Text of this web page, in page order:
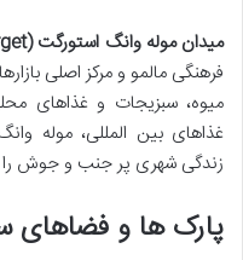
میدان موله وانگ استورگت (Möllevångstorget):
فرهنگی مالمو و مرکز اصلی
میوه، سبزیجات و غذاهای
غذاهای بین المللی، موله
زندگی شهری پر جنب و جوش را
پارک ها و فضاهای